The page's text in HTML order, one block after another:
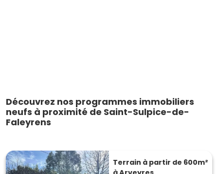
Découvrez nos programmes immobiliers
neufs à proximité de Saint-Sulpice-de-
Faleyrens
Terrain à partir de 600m²